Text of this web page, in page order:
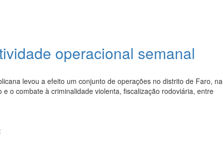
operacional semanal
levou a efeito um conjunto de operações no distrito de Faro, na
o combate à criminalidade violenta, fiscalização rodoviária, entre